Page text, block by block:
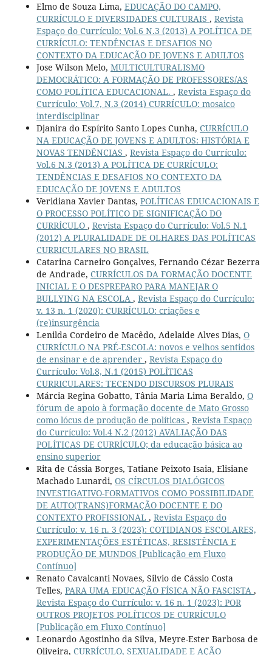
Elmo de Souza Lima, EDUCAÇÃO DO CAMPO,
CURRÍCULO E DIVERSIDADES CULTURAIS , Revista
Espaço do Currículo: Vol.6 N.3 (2013) A POLÍTICA DE
CURRÍCULO: TENDÊNCIAS E DESAFIOS NO
CONTEXTO DA EDUCAÇÃO DE JOVENS E ADULTOS
Jose Wilson Melo, MULTICULTURALISMO
DEMOCRÁTICO: A FORMAÇÃO DE PROFESSORES/AS
COMO POLÍTICA EDUCACIONAL. , Revista Espaço do
Currículo: Vol.7, N.3 (2014) CURRÍCULO: mosaico
interdisciplinar
Djanira do Espírito Santo Lopes Cunha, CURRÍCULO
NA EDUCAÇÃO DE JOVENS E ADULTOS: HISTÓRIA E
NOVAS TENDÊNCIAS , Revista Espaço do Currículo:
Vol.6 N.3 (2013) A POLÍTICA DE CURRÍCULO:
TENDÊNCIAS E DESAFIOS NO CONTEXTO DA
EDUCAÇÃO DE JOVENS E ADULTOS
Veridiana Xavier Dantas, POLÍTICAS EDUCACIONAIS E
O PROCESSO POLÍTICO DE SIGNIFICAÇÃO DO
CURRÍCULO , Revista Espaço do Currículo: Vol.5 N.1
(2012) A PLURALIDADE DE OLHARES DAS POLÍTICAS
CURRICULARES NO BRASIL
Catarina Carneiro Gonçalves, Fernando Cézar Bezerra
de Andrade, CURRÍCULOS DA FORMAÇÃO DOCENTE
INICIAL E O DESPREPARO PARA MANEJAR O
BULLYING NA ESCOLA , Revista Espaço do Currículo:
v. 13 n. 1 (2020): CURRÍCULO: criações e
(re)insurgência
Lenilda Cordeiro de Macêdo, Adelaide Alves Dias, O
CURRÍCULO NA PRÉ-ESCOLA: novos e velhos sentidos
de ensinar e de aprender , Revista Espaço do
Currículo: Vol.8, N.1 (2015) POLÍTICAS
CURRICULARES: TECENDO DISCURSOS PLURAIS
Márcia Regina Gobatto, Tânia Maria Lima Beraldo, O
fórum de apoio à formação docente de Mato Grosso
como lócus de produção de políticas , Revista Espaço
do Currículo: Vol.4 N.2 (2012) AVALIAÇÃO DAS
POLÍTICAS DE CURRÍCULO; da educação básica ao
ensino superior
Rita de Cássia Borges, Tatiane Peixoto Isaia, Elisiane
Machado Lunardi, OS CÍRCULOS DIALÓGICOS
INVESTIGATIVO-FORMATIVOS COMO POSSIBILIDADE
DE AUTO(TRANS)FORMAÇÃO DOCENTE E DO
CONTEXTO PROFISSIONAL , Revista Espaço do
Currículo: v. 16 n. 3 (2023): COTIDIANOS ESCOLARES,
EXPERIMENTAÇÕES ESTÉTICAS, RESISTÊNCIA E
PRODUÇÃO DE MUNDOS [Publicação em Fluxo
Contínuo]
Renato Cavalcanti Novaes, Silvio de Cássio Costa
Telles, PARA UMA EDUCAÇÃO FÍSICA NÃO FASCISTA ,
Revista Espaço do Currículo: v. 16 n. 1 (2023): POR
OUTROS PROJETOS POLÍTICOS DE CURRÍCULO
[Publicação em Fluxo Contínuo]
Leonardo Agostinho da Silva, Meyre-Ester Barbosa de
Oliveira, CURRÍCULO, SEXUALIDADE E AÇÃO